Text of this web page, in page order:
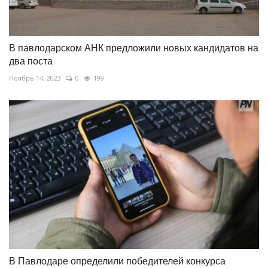
В павлодарском АНК предложили новых кандидатов на
два поста
Ноябрь 14, 2023 0 199
В Павлодаре определили победителей конкурса